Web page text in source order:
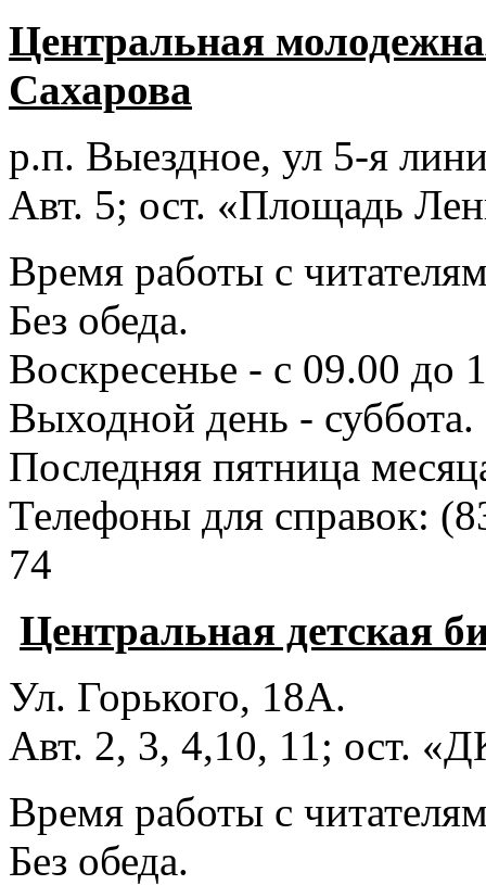
Центральная
Сахарова
р.п. Выездное, ул 5-я
Авт. 5; ост. «Площадь
Время работы с
Без обеда.
Воскресенье - с 09.00 до
Выходной день - суббота.
Последняя пятница
Телефоны для справок:
74
Центральная детская
Ул. Горького, 18А.
Авт. 2, 3, 4,10, 11; ост.
Время работы с
Без обеда.